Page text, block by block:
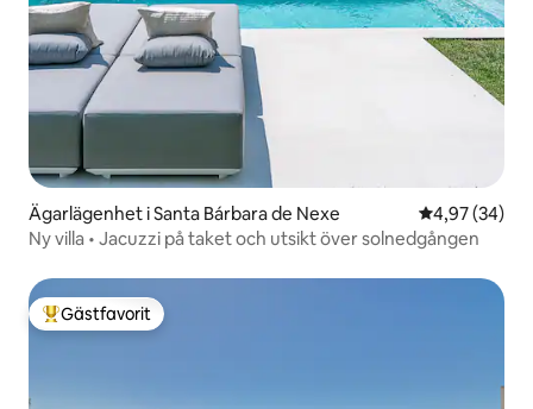
Ägarlägenhet i Santa Bárbara de Nexe 4,97 av 5 i
4,97 (34)
Ny villa • Jacuzzi på taket och utsikt över solnedgången
Populär gästfavorit
Gästfavorit